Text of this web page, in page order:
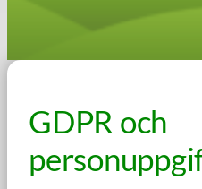
GDPR och